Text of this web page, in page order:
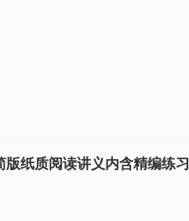
纸质阅读讲义内含精编练习